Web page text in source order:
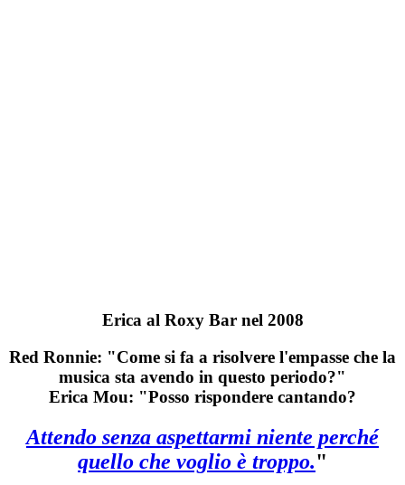
Erica al Roxy Bar nel 2008
Red Ronnie: "Come si fa a risolvere l'empasse che la
musica sta avendo in questo periodo?"
Erica Mou: "Posso rispondere cantando?
Attendo senza aspettarmi niente perché
quello che voglio è troppo."